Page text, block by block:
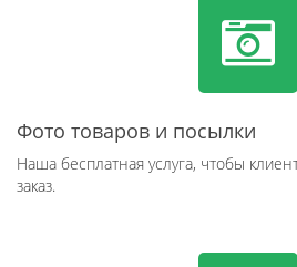
Фото товаров и посылки
Наша бесплатная услуга, чтобы
заказ.